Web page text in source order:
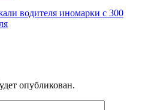
водителя иномарки с 300
опубликован.